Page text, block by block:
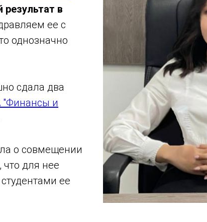
результат в
ее с
однозначно
сдала два
"Финансы и
о совмещении
что для нее
ее